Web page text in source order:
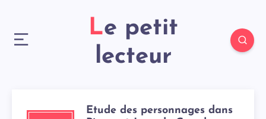
Le petit
lecteur
Etude des personnages dans